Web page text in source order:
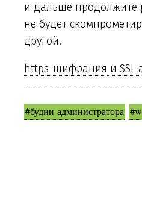
и дальше продолжите
не будет
другой.
https-шифрация и SSL-
#будни администратора